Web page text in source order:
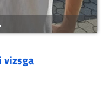
vizsga